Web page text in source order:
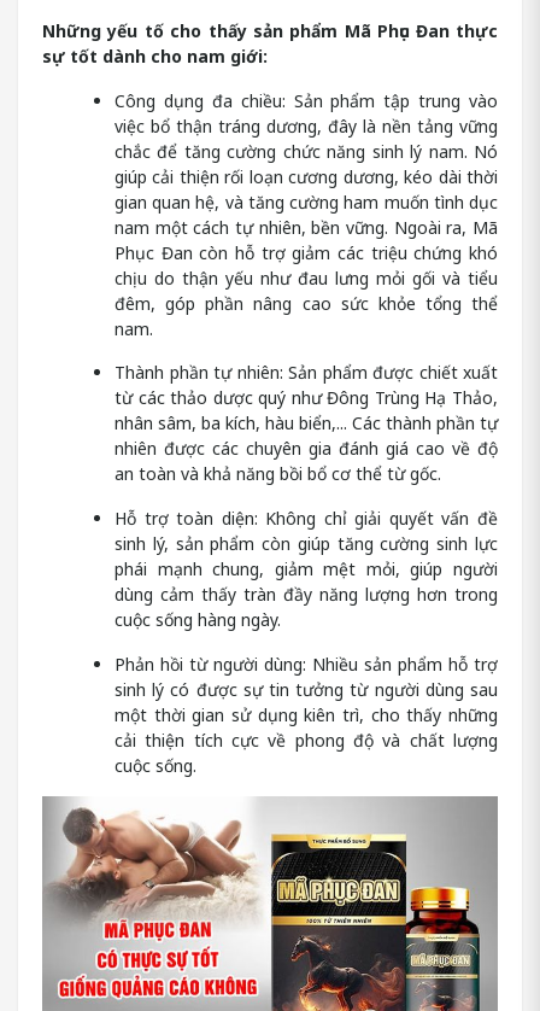
Những yếu tố cho thấy sản phẩm Mã Phục Đan thực
sự tốt dành cho nam giới:
Công dụng đa chiều: Sản phẩm tập trung vào
việc bổ thận tráng dương, đây là nền tảng vững
chắc để tăng cường chức năng sinh lý nam. Nó
giúp cải thiện rối loạn cương dương, kéo dài thời
gian quan hệ, và tăng cường ham muốn tình dục
nam một cách tự nhiên, bền vững. Ngoài ra, Mã
Phục Đan còn hỗ trợ giảm các triệu chứng khó
chịu do thận yếu như đau lưng mỏi gối và tiểu
đêm, góp phần nâng cao sức khỏe tổng thể
nam.
Thành phần tự nhiên: Sản phẩm được chiết xuất
từ các thảo dược quý như Đông Trùng Hạ Thảo,
nhân sâm, ba kích, hàu biển,... Các thành phần tự
nhiên được các chuyên gia đánh giá cao về độ
an toàn và khả năng bồi bổ cơ thể từ gốc.
Hỗ trợ toàn diện: Không chỉ giải quyết vấn đề
sinh lý, sản phẩm còn giúp tăng cường sinh lực
phái mạnh chung, giảm mệt mỏi, giúp người
dùng cảm thấy tràn đầy năng lượng hơn trong
cuộc sống hàng ngày.
Phản hồi từ người dùng: Nhiều sản phẩm hỗ trợ
sinh lý có được sự tin tưởng từ người dùng sau
một thời gian sử dụng kiên trì, cho thấy những
cải thiện tích cực về phong độ và chất lượng
cuộc sống.